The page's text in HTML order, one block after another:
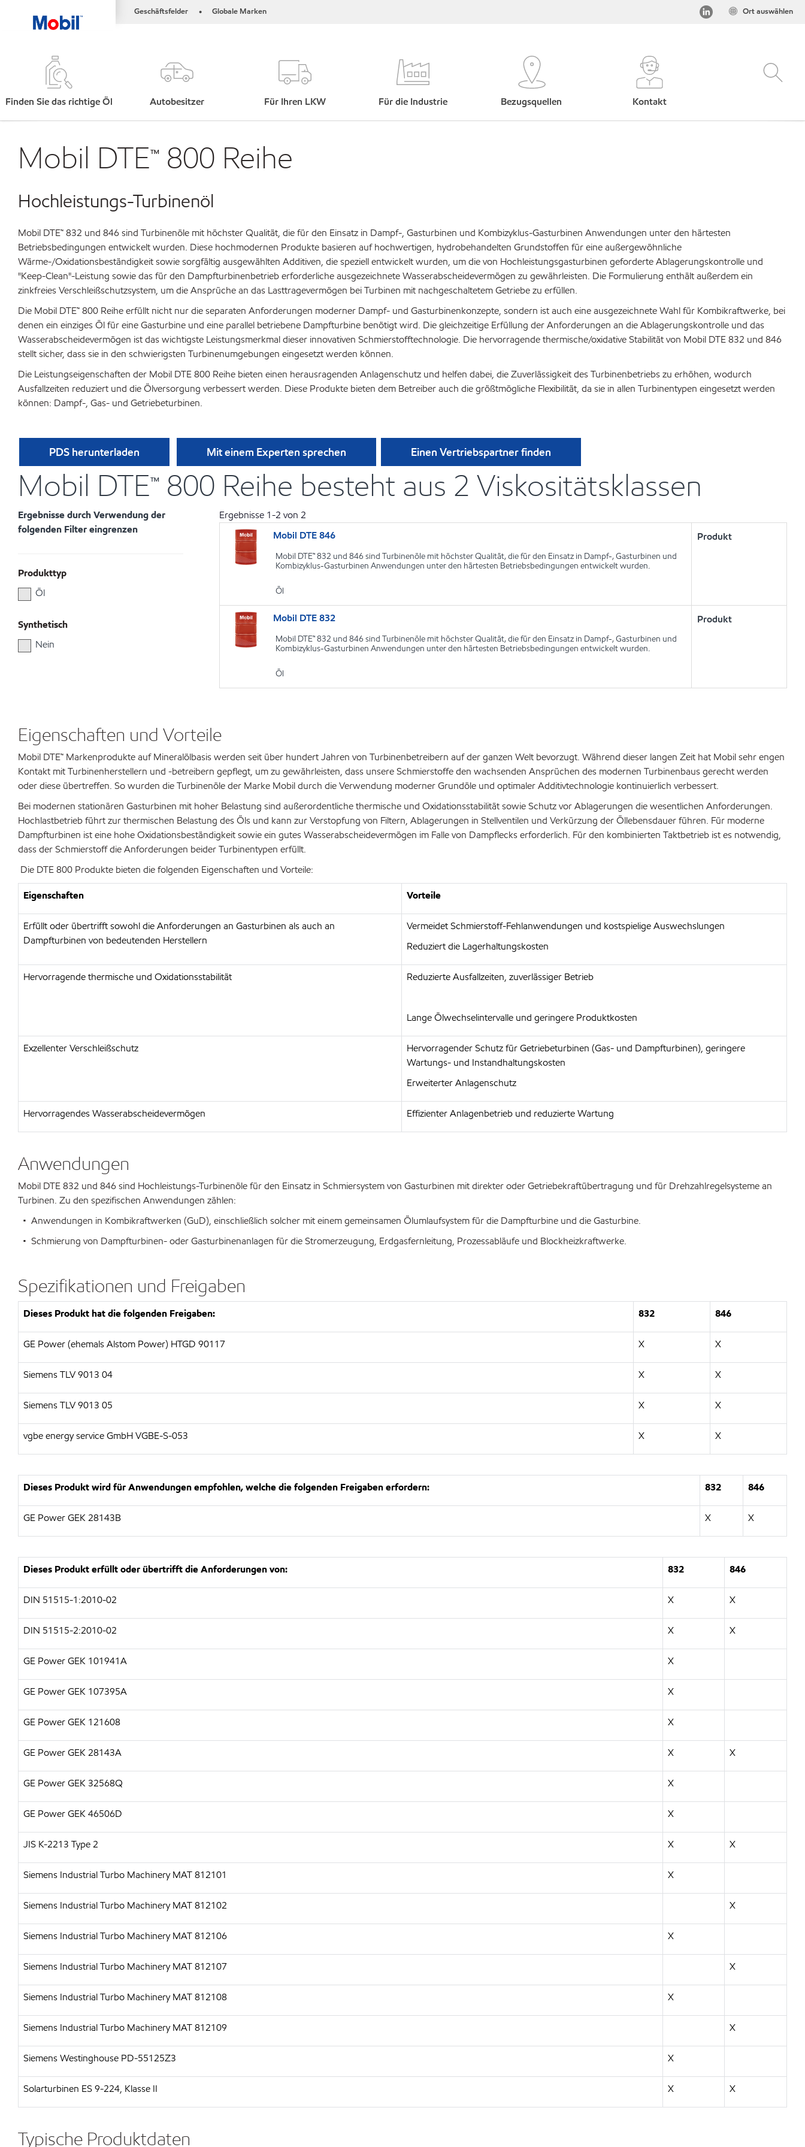
Geschäftsfelder • Globale Marken Ort auswählen
Finden Sie das richtige Öl Autobesitzer Für Ihren LKW Für die Industrie Bezugsquellen Kontakt
Mobil DTE™ 800 Reihe
Hochleistungs-Turbinenöl
Mobil DTE™ 832 und 846 sind Turbinenöle mit höchster Qualität, die für den Einsatz in Dampf-, Gasturbinen und Kombizyklus-Gasturbinen Anwendungen unter den härtesten
Betriebsbedingungen entwickelt wurden. Diese hochmodernen Produkte basieren auf hochwertigen, hydrobehandelten Grundstoffen für eine außergewöhnliche
Wärme-/Oxidationsbeständigkeit sowie sorgfältig ausgewählten Additiven, die speziell entwickelt wurden, um die von Hochleistungsgasturbinen geforderte Ablagerungskontrolle und
"Keep-Clean"-Leistung sowie das für den Dampfturbinenbetrieb erforderliche ausgezeichnete Wasserabscheidevermögen zu gewährleisten. Die Formulierung enthält außerdem ein
zinkfreies Verschleißschutzsystem, um die Ansprüche an das Lasttragevermögen bei Turbinen mit nachgeschaltetem Getriebe zu erfüllen.
Die Mobil DTE™ 800 Reihe erfüllt nicht nur die separaten Anforderungen moderner Dampf- und Gasturbinenkonzepte, sondern ist auch eine ausgezeichnete Wahl für Kombikraftwerke, bei
denen ein einziges Öl für eine Gasturbine und eine parallel betriebene Dampfturbine benötigt wird. Die gleichzeitige Erfüllung der Anforderungen an die Ablagerungskontrolle und das
Wasserabscheidevermögen ist das wichtigste Leistungsmerkmal dieser innovativen Schmierstofftechnologie. Die hervorragende thermische/oxidative Stabilität von Mobil DTE 832 und 846
stellt sicher, dass sie in den schwierigsten Turbinenumgebungen eingesetzt werden können.
Die Leistungseigenschaften der Mobil DTE 800 Reihe bieten einen herausragenden Anlagenschutz und helfen dabei, die Zuverlässigkeit des Turbinenbetriebs zu erhöhen, wodurch
Ausfallzeiten reduziert und die Ölversorgung verbessert werden. Diese Produkte bieten dem Betreiber auch die größtmögliche Flexibilität, da sie in allen Turbinentypen eingesetzt werden
können: Dampf-, Gas- und Getriebeturbinen.
PDS herunterladen Mit einem Experten sprechen Einen Vertriebspartner finden
Mobil DTE™ 800 Reihe besteht aus 2 Viskositätsklassen
Ergebnisse durch Verwendung der
folgenden Filter eingrenzen
Produkttyp
Öl
Synthetisch
Nein
Ergebnisse 1-2 von 2
Mobil DTE 846
Mobil DTE™ 832 und 846 sind Turbinenöle mit höchster Qualität, die für den Einsatz in Dampf-, Gasturbinen und
Kombizyklus-Gasturbinen Anwendungen unter den härtesten Betriebsbedingungen entwickelt wurden.
Öl
Produkt
Mobil DTE 832
Mobil DTE™ 832 und 846 sind Turbinenöle mit höchster Qualität, die für den Einsatz in Dampf-, Gasturbinen und
Kombizyklus-Gasturbinen Anwendungen unter den härtesten Betriebsbedingungen entwickelt wurden.
Öl
Produkt
Eigenschaften und Vorteile
Mobil DTE™ Markenprodukte auf Mineralölbasis werden seit über hundert Jahren von Turbinenbetreibern auf der ganzen Welt bevorzugt. Während dieser langen Zeit hat Mobil sehr engen
Kontakt mit Turbinenherstellern und -betreibern gepflegt, um zu gewährleisten, dass unsere Schmierstoffe den wachsenden Ansprüchen des modernen Turbinenbaus gerecht werden
oder diese übertreffen. So wurden die Turbinenöle der Marke Mobil durch die Verwendung moderner Grundöle und optimaler Additivtechnologie kontinuierlich verbessert.
Bei modernen stationären Gasturbinen mit hoher Belastung sind außerordentliche thermische und Oxidationsstabilität sowie Schutz vor Ablagerungen die wesentlichen Anforderungen.
Hochlastbetrieb führt zur thermischen Belastung des Öls und kann zur Verstopfung von Filtern, Ablagerungen in Stellventilen und Verkürzung der Öllebensdauer führen. Für moderne
Dampfturbinen ist eine hohe Oxidationsbeständigkeit sowie ein gutes Wasserabscheidevermögen im Falle von Dampflecks erforderlich. Für den kombinierten Taktbetrieb ist es notwendig,
dass der Schmierstoff die Anforderungen beider Turbinentypen erfüllt.
Die DTE 800 Produkte bieten die folgenden Eigenschaften und Vorteile:
Eigenschaften Vorteile
Erfüllt oder übertrifft sowohl die Anforderungen an Gasturbinen als auch an
Dampfturbinen von bedeutenden Herstellern
Vermeidet Schmierstoff-Fehlanwendungen und kostspielige Auswechslungen
Reduziert die Lagerhaltungskosten
Hervorragende thermische und Oxidationsstabilität Reduzierte Ausfallzeiten, zuverlässiger Betrieb
Lange Ölwechselintervalle und geringere Produktkosten
Exzellenter Verschleißschutz
Hervorragender Schutz für Getriebeturbinen (Gas- und Dampfturbinen), geringere
Wartungs- und Instandhaltungskosten
Erweiterter Anlagenschutz
Hervorragendes Wasserabscheidevermögen Effizienter Anlagenbetrieb und reduzierte Wartung
Anwendungen
Mobil DTE 832 und 846 sind Hochleistungs-Turbinenöle für den Einsatz in Schmiersystem von Gasturbinen mit direkter oder Getriebekraftübertragung und für Drehzahlregelsysteme an
Turbinen. Zu den spezifischen Anwendungen zählen:
• Anwendungen in Kombikraftwerken (GuD), einschließlich solcher mit einem gemeinsamen Ölumlaufsystem für die Dampfturbine und die Gasturbine.
• Schmierung von Dampfturbinen- oder Gasturbinenanlagen für die Stromerzeugung, Erdgasfernleitung, Prozessabläufe und Blockheizkraftwerke.
Spezifikationen und Freigaben
Dieses Produkt hat die folgenden Freigaben: 832 846
GE Power (ehemals Alstom Power) HTGD 90117 X X
Siemens TLV 9013 04 X X
Siemens TLV 9013 05 X X
vgbe energy service GmbH VGBE-S-053 X X
Dieses Produkt wird für Anwendungen empfohlen, welche die folgenden Freigaben erfordern: 832 846
GE Power GEK 28143B X X
Dieses Produkt erfüllt oder übertrifft die Anforderungen von: 832 846
DIN 51515-1:2010-02 X X
DIN 51515-2:2010-02 X X
GE Power GEK 101941A X
GE Power GEK 107395A X
GE Power GEK 121608 X
GE Power GEK 28143A X X
GE Power GEK 32568Q X
GE Power GEK 46506D X
JIS K-2213 Type 2 X X
Siemens Industrial Turbo Machinery MAT 812101 X
Siemens Industrial Turbo Machinery MAT 812102 X
Siemens Industrial Turbo Machinery MAT 812106 X
Siemens Industrial Turbo Machinery MAT 812107 X
Siemens Industrial Turbo Machinery MAT 812108 X
Siemens Industrial Turbo Machinery MAT 812109 X
Siemens Westinghouse PD-55125Z3 X
Solarturbinen ES 9-224, Klasse II X X
Typische Produktdaten